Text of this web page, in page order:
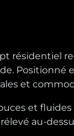
résidentiel
et
et
au-